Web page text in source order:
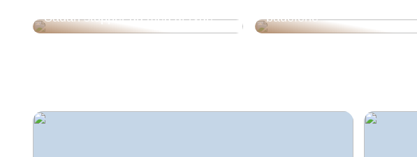
Sådan stopper du med at ryge
badeferie